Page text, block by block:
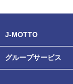
J-MOTTO
グループサービス